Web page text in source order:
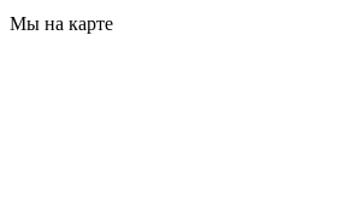
Мы на карте